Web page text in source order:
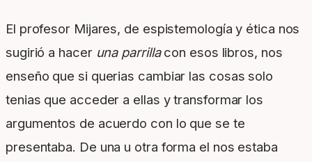
El profesor Mijares, de espistemología y ética nos
sugirió a hacer una parrillacon esos libros, nos
enseño que si querias cambiar las cosas solo
tenias que acceder a ellas y transformar los
argumentos de acuerdo con lo que se te
presentaba. De una u otra forma el nos estaba